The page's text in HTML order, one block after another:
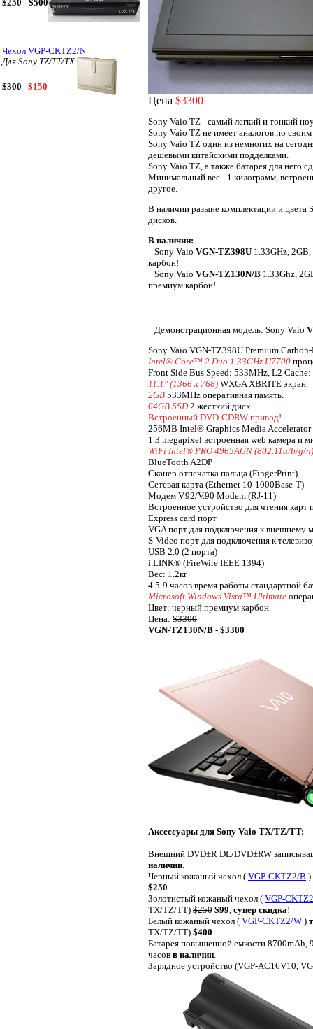
$250 - $500
Чехол VGP-CKTZ2/N
Для Sony TZ/TT/TX
$300 $150
Цена $3300
Sony Vaio TZ - самый легкий и тонкий
Sony Vaio TZ не имеет аналогов по
Sony Vaio TZ один из немногих на
дешевыми китайскими подделками.
Sony Vaio TZ, а также батарея для него
Минимальный вес - 1 килограмм,
другое.
В наличии разыне комплектации и цвета
дисков.
В наличии:
Sony Vaio VGN-TZ398U 1.33GHz,
карбон!
Sony Vaio VGN-TZ130N/B 1.33Ghz,
премиум карбон!
Демонстрационная модель: Sony Vaio
Sony Vaio VGN-TZ398U Premium
Intel® Core™ 2 Duo 1.33GHz U7700
Front Side Bus Speed: 533MHz, L2
11.1" (1366 x 768) WXGA XBRITE экран.
2GB 533MHz оперативная память.
64GB SSD2 жесткий диск
Встроенный DVD-CDRW привод!
256MB Intel® Graphics Media Accelerator
1.3 megapixel встроенная web камера и
WiFi Intel® PRO 4965AGN (802.11a/b/g/n)
BlueTooth A2DP
Сканер отпечатка пальца (FingerPrint)
Сетевая карта (Ethernet 10-1000Base-T)
Модем V.92/V.90 Modem (RJ-11)
Встроенное устройство для чтения
Express card порт
VGA порт для подключения к внешнему
S-Video порт для подключения к
USB 2.0 (2 порта)
i.LINK® (FireWire IEEE 1394)
Вес: 1.2кг
4.5-9 часов время работы стандартной
Microsoft Windows Vista™ Ultimate
Цвет: черный премиум карбон.
Цена: $3300
VGN-TZ130N/B - $3300
Аксессуары для Sony Vaio TX/TZ/TT:
Внешний DVD±R DL/DVD±RW
наличии.
Черный кожаный чехол ( VGP-CKTZ2/B )
$250.
Золотистый кожаный чехол ( VGP-
TX/TZ/TT) $250 $99, супер скидка!
Белый кожаный чехол ( VGP-CKTZ2/W )
TX/TZ/TT) $400.
Батарея повышенной емкости 8700mAh,
часов в наличии.
Зарядное устройство (VGP-AC16V10,